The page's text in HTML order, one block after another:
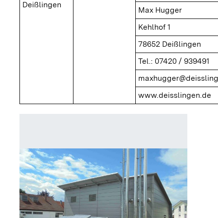
Deißlingen
Max Hugger
Kehlhof 1
78652 Deißlingen
Tel.: 07420 / 939491
www.deisslingen.de